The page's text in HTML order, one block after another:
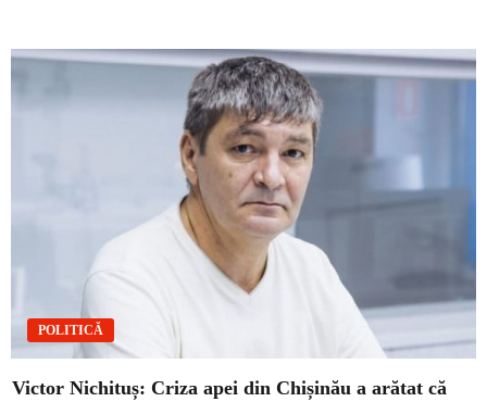
POLITICĂ
Victor Nichituș: Criza apei din Chișinău a arătat că